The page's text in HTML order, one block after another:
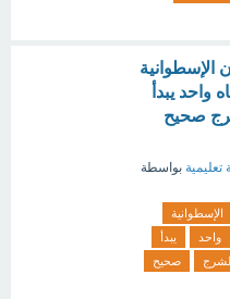
الإسطوانية
واحد يبدأ
صحيح
تعليمية بواسطة
الإسطوانية
واحد
يبدأ
صحيح